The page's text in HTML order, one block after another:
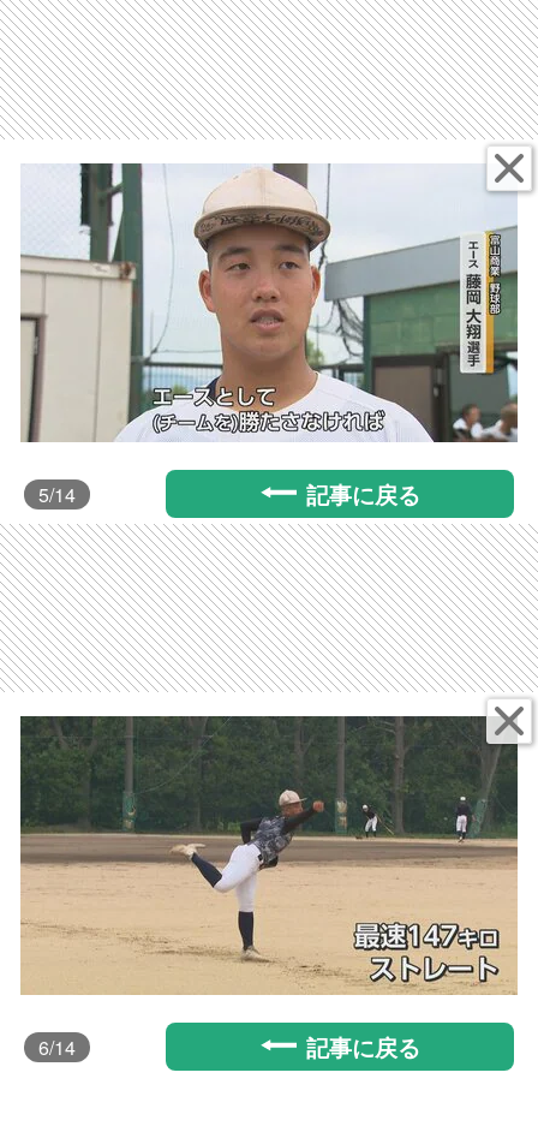
5/14 記事に戻る
6/14 記事に戻る